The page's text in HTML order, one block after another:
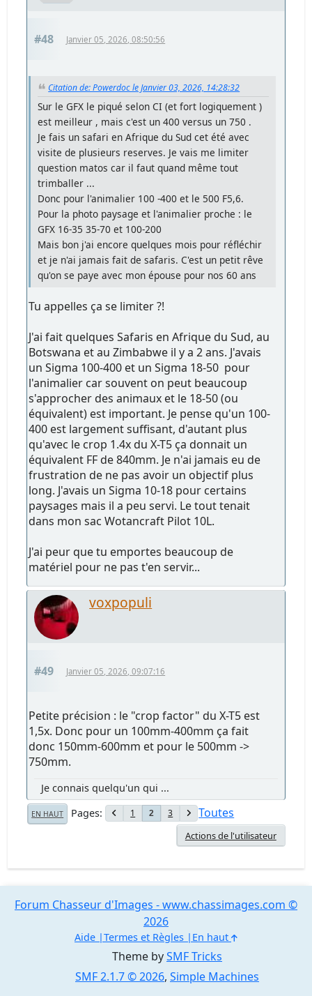
#48 Janvier 05, 2026, 08:50:56
Citation de: Powerdoc le Janvier 03, 2026, 14:28:32
Sur le GFX le piqué selon CI (et fort logiquement )
est meilleur , mais c'est un 400 versus un 750 .
Je fais un safari en Afrique du Sud cet été avec
visite de plusieurs reserves. Je vais me limiter
question matos car il faut quand même tout
trimballer ...
Donc pour l'animalier 100 -400 et le 500 F5,6.
Pour la photo paysage et l'animalier proche : le
GFX 16-35 35-70 et 100-200
Mais bon j'ai encore quelques mois pour réfléchir
et je n'ai jamais fait de safaris. C'est un petit rêve
qu'on se paye avec mon épouse pour nos 60 ans
Tu appelles ça se limiter ?!
J'ai fait quelques Safaris en Afrique du Sud, au
Botswana et au Zimbabwe il y a 2 ans. J'avais
un Sigma 100-400 et un Sigma 18-50 pour
l'animalier car souvent on peut beaucoup
s'approcher des animaux et le 18-50 (ou
équivalent) est important. Je pense qu'un 100-
400 est largement suffisant, d'autant plus
qu'avec le crop 1.4x du X-T5 ça donnait un
équivalent FF de 840mm. Je n'ai jamais eu de
frustration de ne pas avoir un objectif plus
long. J'avais un Sigma 10-18 pour certains
paysages mais il a peu servi. Le tout tenait
dans mon sac Wotancraft Pilot 10L.
J'ai peur que tu emportes beaucoup de
matériel pour ne pas t'en servir...
voxpopuli
#49 Janvier 05, 2026, 09:07:16
Petite précision : le "crop factor" du X-T5 est
1,5x. Donc pour un 100mm-400mm ça fait
donc 150mm-600mm et pour le 500mm ->
750mm.
Je connais quelqu'un qui ...
EN HAUT Pages 1 2 3 Toutes
Actions de l'utilisateur
Theme bySMF Tricks
SMF 2.1.7 © 2026, Simple Machines
Forum Chasseur d'Images - www.chassimages.com ©
2026
Aide Termes et Règles En haut